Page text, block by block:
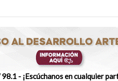
- ¡Escúchanos en cualquier